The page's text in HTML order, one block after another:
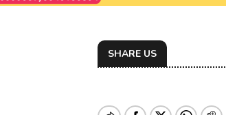
SHARE US